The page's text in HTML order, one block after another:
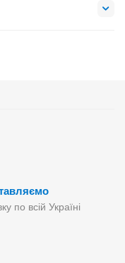
по всій Україні